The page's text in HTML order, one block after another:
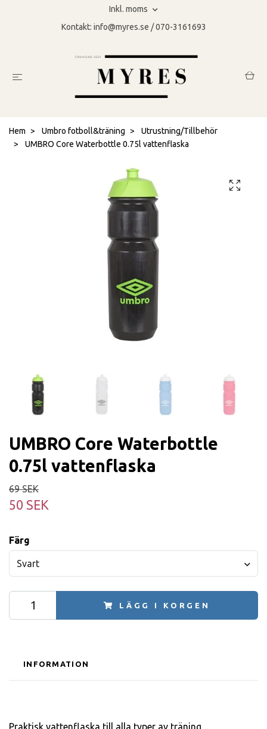
Inkl. moms
Kontakt: info@myres.se / 070-3161693
Hem Umbro fotboll&träning
Utrustning/Tillbehör
UMBRO Core Waterbottle 0.75l vattenflaska
UMBRO Core Waterbottle
0.75l vattenflaska
69 SEK
50 SEK
Färg
Svart
LÄGG I KORGEN
INFORMATION
Praktisk vattenflaska till alla typer av träning